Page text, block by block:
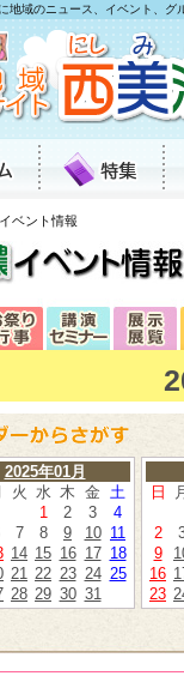
地域のニュース、イベント、
ベント情報
2025年01月
火 水 木 金 土
1
2 3
4
7 8 9 10 11
14 15 16 17 18
21 22 23 24 25
28 29 30 31
日
2
9
16
23